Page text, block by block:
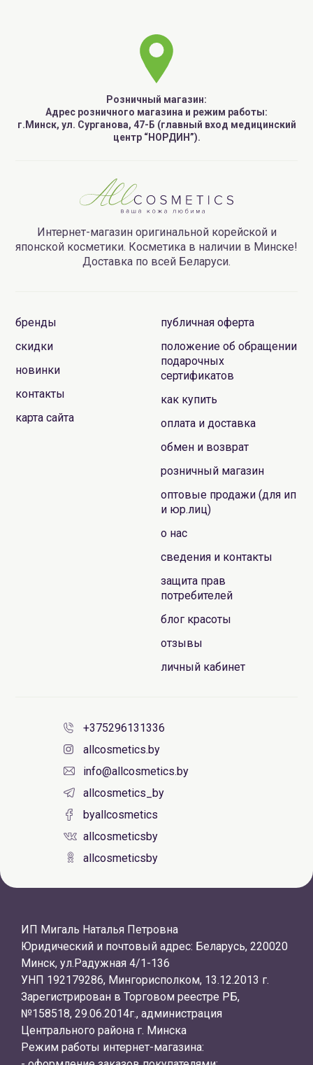
Розничный магазин:
Адрес розничного магазина и режим работы:
г.Минск, ул. Сурганова, 47-Б (главный вход медицинский
центр “НОРДИН”).
Интернет-магазин оригинальной корейской и
японской косметики. Косметика в наличии в Минске!
Доставка по всей Беларуси.
бренды
скидки
новинки
контакты
карта сайта
публичная оферта
положение об обращении
подарочных
сертификатов
как купить
оплата и доставка
обмен и возврат
розничный магазин
оптовые продажи (для ип
и юр.лиц)
о нас
сведения и контакты
защита прав
потребителей
блог красоты
отзывы
личный кабинет
+375296131336
allcosmetics.by
info@allcosmetics.by
allcosmetics_by
byallcosmetics
allcosmeticsby
allcosmeticsby
ИП Мигаль Наталья Петровна
Юридический и почтовый адрес: Беларусь, 220020
Минск, ул.Радужная 4/1-136
УНП 192179286, Мингорисполком, 13.12.2013 г.
Зарегистрирован в Торговом реестре РБ,
№158518, 29.06.2014г., администрация
Центрального района г. Минска
Режим работы интернет-магазина: